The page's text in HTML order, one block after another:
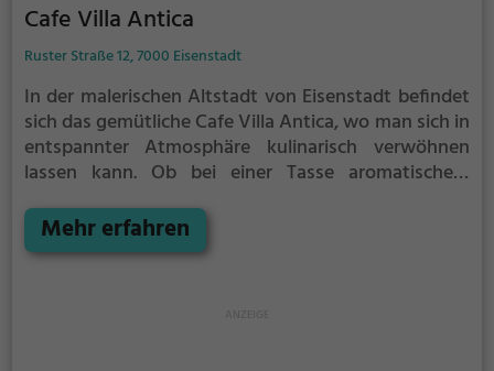
Cafe Villa Antica
Ruster Straße 12, 7000 Eisenstadt
In der malerischen Altstadt von Eisenstadt befindet
sich das gemütliche Cafe Villa Antica, wo man sich in
entspannter Atmosphäre kulinarisch verwöhnen
lassen kann. Ob bei einer Tasse aromatischem
einem ausgiebigen Frühstück, hier wird jeder
Genießer fündig. Das charmante Ambiente lädt zum
Mehr erfahren